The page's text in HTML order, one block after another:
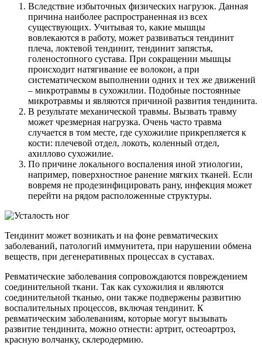
Вследствие избыточных физических нагрузок. Данная
причина наиболее распространенная из всех
существующих. Учитывая то, какие мышцы
вовлекаются в работу, может развиваться тендинит
плеча, локтевой тендинит, тендинит запястья,
голеностопного сустава. При сокращении мышцы
происходит натягивание ее волокон, а при
систематическом выполнении одних и тех же движений
– микротравмы в сухожилии. Подобные постоянные
микротравмы и являются причиной развития тендинита.
В результате механической травмы. Вызвать травму
может чрезмерная нагрузка. Очень часто травма
случается в том месте, где сухожилие прикрепляется к
кости: плечевой отдел, локоть, коленный отдел,
ахиллово сухожилие.
По причине локального воспаления иной этиологии,
например, поверхностное ранение мягких тканей. Если
вовремя не продезинфицировать рану, инфекция может
перейти на рядом расположенные структуры.
Тендинит может возникать и на фоне ревматических
заболеваний, патологий иммунитета, при нарушении обмена
веществ, при дегенеративных процессах в суставах.
Ревматические заболевания сопровождаются повреждением
соединительной ткани. Так как сухожилия и являются
соединительной тканью, они также подвержены развитию
воспалительных процессов, включая тендинит. К
ревматическим заболеваниям, которые могут вызывать
развитие тендинита, можно отнести: артрит, остеоартроз,
красную волчанку, склеродермию.